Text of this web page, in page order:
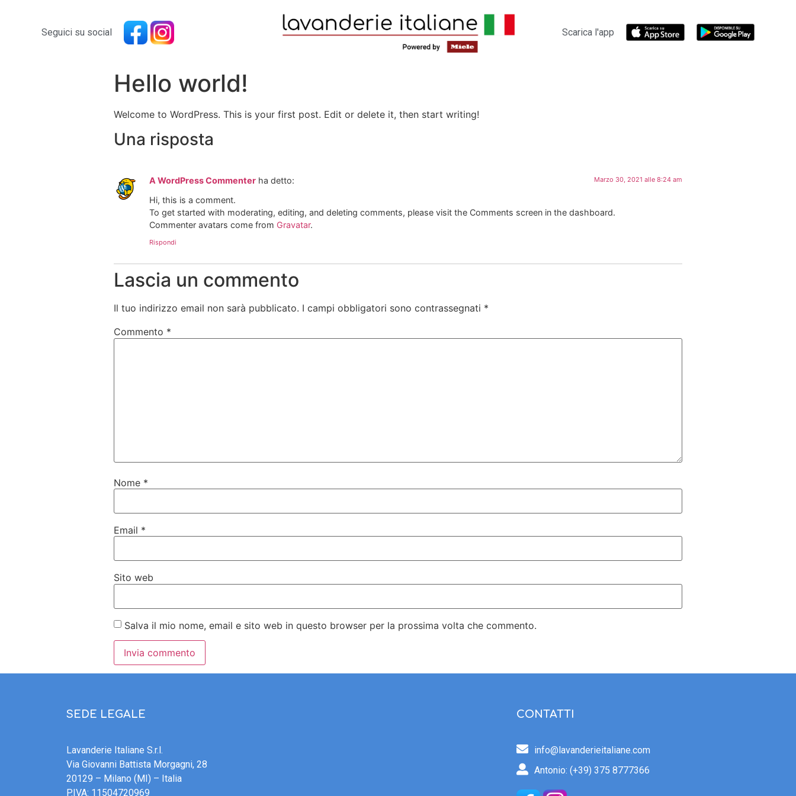
Seguici su social Scarica l'app
Hello world!
Welcome to WordPress. This is your first post. Edit or delete it, then start writing!
Una risposta
A WordPress Commenter ha detto: Marzo 30, 2021 alle 8:24 am
Hi, this is a comment.
To get started with moderating, editing, and deleting comments, please visit the Comments screen in the dashboard.
Commenter avatars come from Gravatar.
Rispondi
Lascia un commento
Il tuo indirizzo email non sarà pubblicato. I campi obbligatori sono contrassegnati *
Commento *
Nome *
Email *
Sito web
Salva il mio nome, email e sito web in questo browser per la prossima volta che commento.
SEDE LEGALE
Lavanderie Italiane S.r.l.
Via Giovanni Battista Morgagni, 28
20129 – Milano (MI) – Italia
P.IVA: 11504720969
CONTATTI
info@lavanderieitaliane.com
Antonio: (+39) 375 8777366